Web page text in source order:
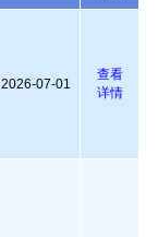
2026-07-01
查看
详情